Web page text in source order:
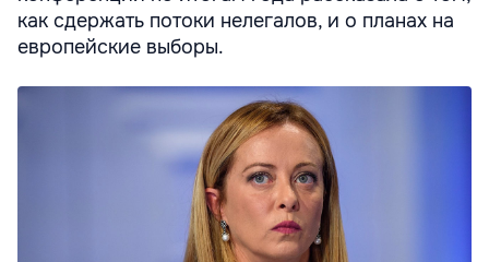
как сдержать потоки нелегалов, и о планах на
европейские выборы.